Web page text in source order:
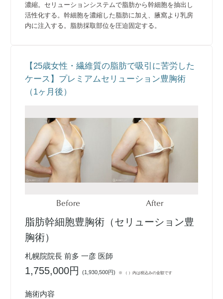
濃縮。セリューションシステムで脂肪から幹細胞を抽出し
活性化する。幹細胞を濃縮した脂肪に加え、腋窩より乳房
内に注入する。脂肪採取部位を圧迫固定する。
【25歳女性・繊維質の脂肪で吸引に苦労した
ケース】プレミアムセリューション豊胸術
（1ヶ月後）
Before After
脂肪幹細胞豊胸術（セリューション豊
胸術）
札幌院院長 前多 一彦 医師
1,755,000円(1,930,500円) ※ （ ）内は税込みの金額です
施術内容